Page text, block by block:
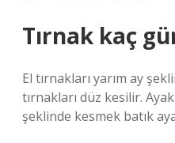
Tırnak kaç
El tırnakları yarım ay
tırnakları düz kesilir.
şeklinde kesmek batık